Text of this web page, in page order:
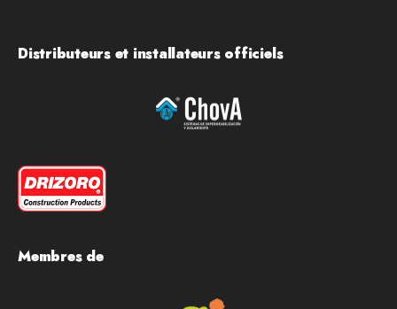
Distributeurs et installateurs officiels
Membres de